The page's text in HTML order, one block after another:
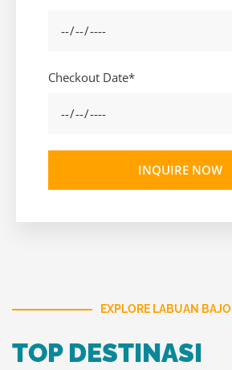
Checkout Date*
INQUIRE NOW
EXPLORE LABUAN BAJO
TOP DESTINASI